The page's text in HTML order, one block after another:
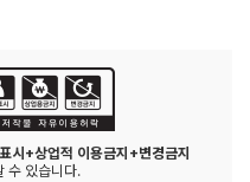
시+상업적 이용금지+변경금지
수 있습니다.